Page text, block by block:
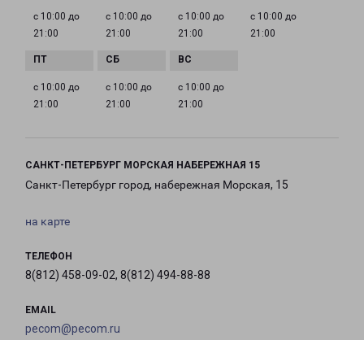
с 10:00 до
21:00
с 10:00 до
21:00
с 10:00 до
21:00
с 10:00 до
21:00
с 10:00 до
21:00
с 10:00 до
21:00
с 10:00 до
21:00
САНКТ-ПЕТЕРБУРГ МОРСКАЯ НАБЕРЕЖНАЯ 15
Санкт-Петербург город, набережная Морская, 15
на карте
ТЕЛЕФОН
8(812) 458-09-02, 8(812) 494-88-88
EMAIL
pecom@pecom.ru